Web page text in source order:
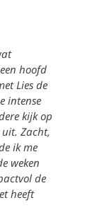
hoofd
Lies de
intense
kijk op
Zacht,
ik me
weken
de
heeft